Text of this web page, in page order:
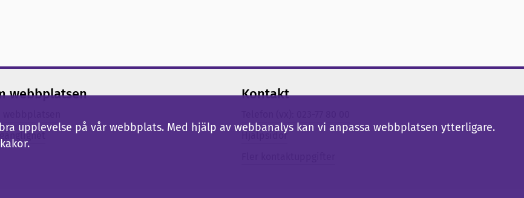
webbplatsen Kontakt
Hjälpsidor
upplevelse på vår webbplats. Med hjälp av webbanalys kan vi anpassa webbplatsen ytterligare.